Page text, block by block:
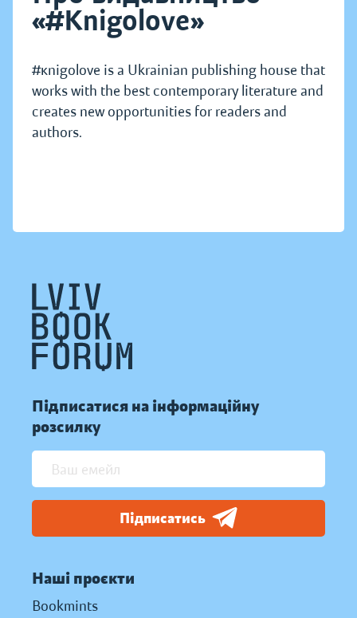
«#Knigolove»
#кnigolove is a Ukrainian publishing house that
works with the best contemporary literature and
creates new opportunities for readers and
authors.
Підписатися на інформаційну
розсилку
Підписатись
Наші проєкти
Bookmints